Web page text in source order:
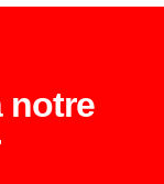
notre